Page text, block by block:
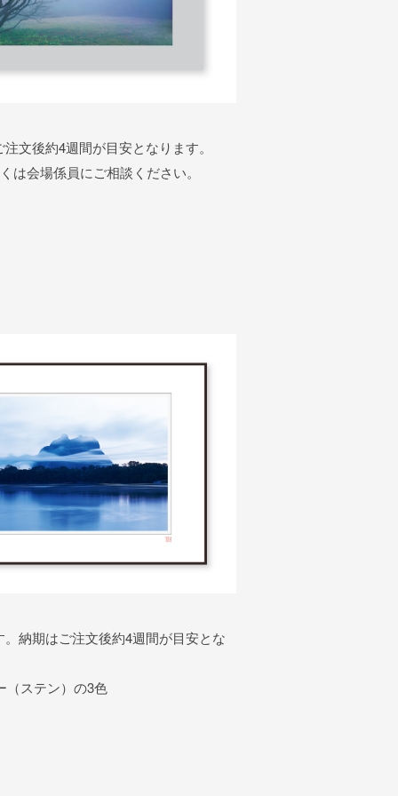
文後約4週間が目安となります。
会場係員にご相談ください。
納期はご注文後約4週間が目安とな
（ステン）の3色